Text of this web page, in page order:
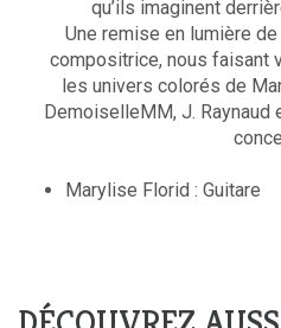
qu’ils imaginent
Une remise en lumière
compositrice, nous faisant
les univers colorés de
DemoiselleMM, J. Raynaud
Marylise Florid : Guitare